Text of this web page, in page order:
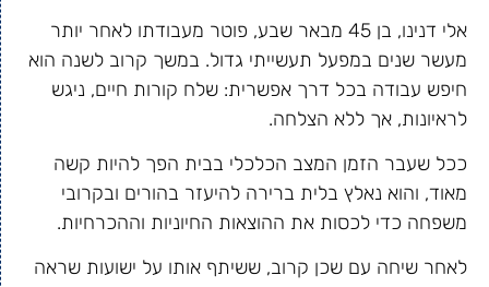
אלי דנינו, בן 45 מבאר שבע, פוטר מעבודתו לאחר יותר
מעשר שנים במפעל תעשייתי גדול. במשך קרוב לשנה הוא
חיפש עבודה בכל דרך אפשרית: שלח קורות חיים, ניגש
לראיונות, אך ללא הצלחה.
ככל שעבר הזמן המצב הכלכלי בבית הפך להיות קשה
מאוד, והוא נאלץ בלית ברירה להיעזר בהורים ובקרובי
משפחה כדי לכסות את ההוצאות החיוניות וההכרחיות.
לאחר שיחה עם שכן קרוב, ששיתף אותו על ישועות שראה